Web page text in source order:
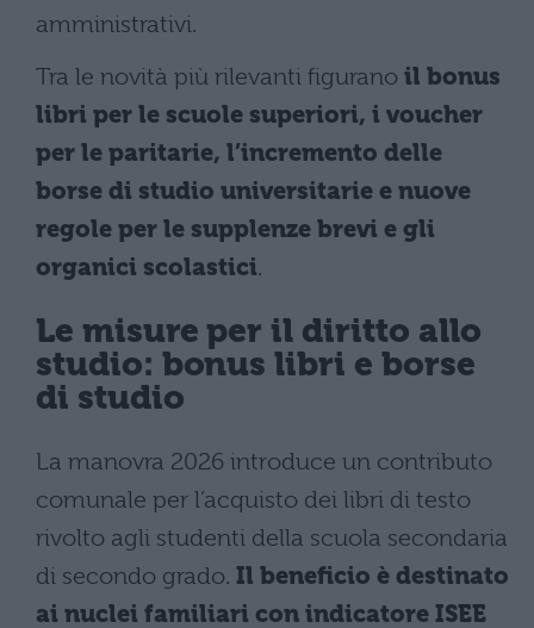
amministrativi.
Tra le novità più rilevanti figurano il bonus
libri per le scuole superiori, i voucher
per le paritarie, l’incremento delle
borse di studio universitarie e nuove
regole per le supplenze brevi e gli
organici scolastici.
Le misure per il diritto allo
studio: bonus libri e borse
di studio
La manovra 2026 introduce un contributo
comunale per l’acquisto dei libri di testo
rivolto agli studenti della scuola secondaria
di secondo grado. Il beneficio è destinato
ai nuclei familiari con indicatore ISEE